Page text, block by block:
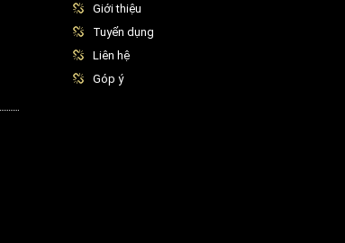
Giới thiệu
Tuyển dụng
Liên hệ
Góp ý